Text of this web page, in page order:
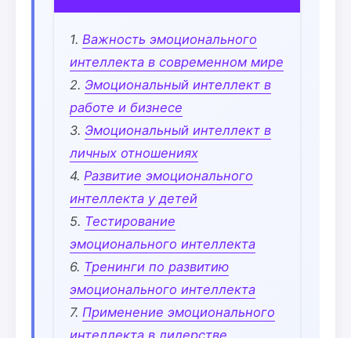
Важность эмоционального
интеллекта в современном мире
Эмоциональный интеллект в
работе и бизнесе
Эмоциональный интеллект в
личных отношениях
Развитие эмоционального
интеллекта у детей
Тестирование
эмоционального интеллекта
Тренинги по развитию
эмоционального интеллекта
Применение эмоционального